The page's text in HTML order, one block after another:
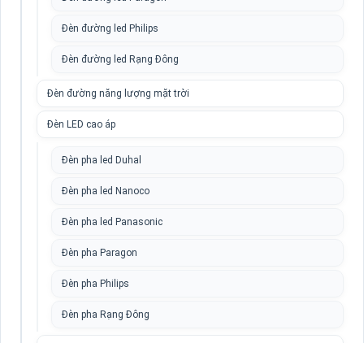
Đèn đường led Philips
Đèn đường led Rạng Đông
Đèn đường năng lượng mặt trời
Đèn LED cao áp
Đèn pha led Duhal
Đèn pha led Nanoco
Đèn pha led Panasonic
Đèn pha Paragon
Đèn pha Philips
Đèn pha Rạng Đông